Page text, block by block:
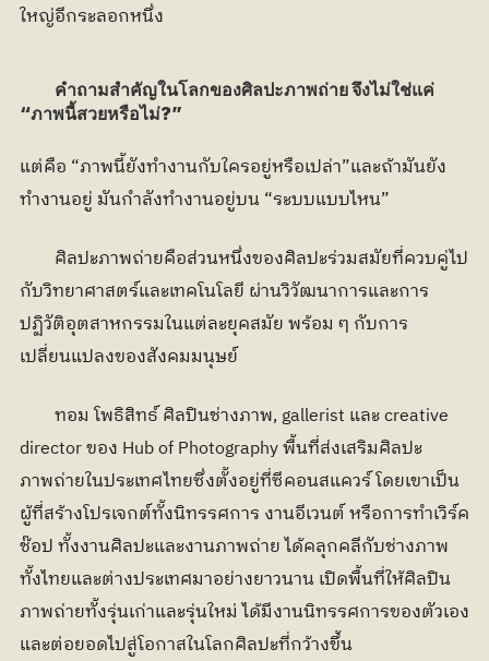
ใหญ่อีกระลอกหนึ่ง
คำถามสำคัญในโลกของศิลปะภาพถ่าย จึงไม่ใช่แค่
“ภาพนี้สวยหรือไม่?”
แต่คือ “ภาพนี้ยังทำงานกับใครอยู่หรือเปล่า”และถ้ามันยัง
ทำงานอยู่ มันกำลังทำงานอยู่บน “ระบบแบบไหน”
กับวิทยาศาสตร์และเทคโนโลยี ผ่านวิวัฒนาการและการ
ปฏิวัติอุตสาหกรรมในแต่ละยุคสมัย พร้อม ๆ กับการ
เปลี่ยนแปลงของสังคมมนุษย์
director ของ Hub of Photography พื้นที่ส่งเสริมศิลปะ
ภาพถ่ายในประเทศไทยซึ่งตั้งอยู่ที่ซีคอนสแควร์ โดยเขาเป็น
ผู้ที่สร้างโปรเจกต์ทั้งนิทรรศการ งานอีเวนต์ หรือการทำเวิร์ค
ช๊อป ทั้งงานศิลปะและงานภาพถ่าย ได้คลุกคลีกับช่างภาพ
ทั้งไทยและต่างประเทศมาอย่างยาวนาน เปิดพื้นที่ให้ศิลปิน
ภาพถ่ายทั้งรุ่นเก่าและรุ่นใหม่ ได้มีงานนิทรรศการของตัวเอง
และต่อยอดไปสู่โอกาสในโลกศิลปะที่กว้างขึ้น